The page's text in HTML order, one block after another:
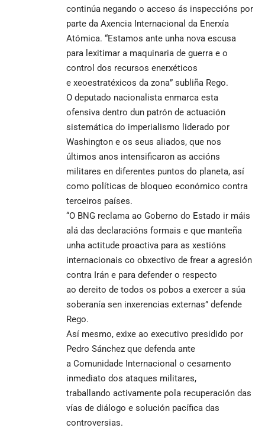
continúa negando o acceso ás inspeccións por
parte da Axencia Internacional da Enerxía
Atómica. “Estamos ante unha nova escusa
para lexitimar a maquinaria de guerra e o
control dos recursos enerxéticos
e xeoestratéxicos da zona” subliña Rego.
O deputado nacionalista enmarca esta
ofensiva dentro dun patrón de actuación
sistemática do imperialismo liderado por
Washington e os seus aliados, que nos
últimos anos intensificaron as accións
militares en diferentes puntos do planeta, así
como políticas de bloqueo económico contra
terceiros países.
“O BNG reclama ao Goberno do Estado ir máis
alá das declaracións formais e que manteña
unha actitude proactiva para as xestións
internacionais co obxectivo de frear a agresión
contra Irán e para defender o respecto
ao dereito de todos os pobos a exercer a súa
soberanía sen inxerencias externas” defende
Rego.
Así mesmo, exixe ao executivo presidido por
Pedro Sánchez que defenda ante
a Comunidade Internacional o cesamento
inmediato dos ataques militares,
traballando activamente pola recuperación das
vías de diálogo e solución pacífica das
controversias.